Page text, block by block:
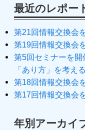
最近のレポー
第21回情報交換会
第19回情報交換会
第5回セミナーを
「あり方」を考え
第18回情報交換会
第17回情報交換会
年別アーカイ